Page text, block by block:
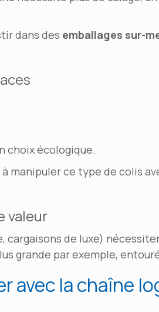
dans des emballages sur-
choix écologique.
manipuler ce type de colis
valeur
cargaisons de luxe)
grande par exemple,
avec la chaîne